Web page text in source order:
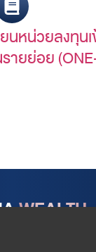
ยนหน่วยลง
ยย่อย
WEALTH